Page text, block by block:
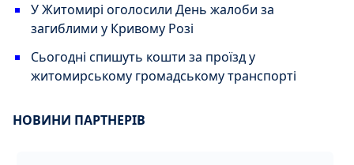
У Житомирі оголосили День жалоби за
загиблими у Кривому Розі
Сьогодні спишуть кошти за проїзд у
житомирському громадському транспорті
НОВИНИ ПАРТНЕРІВ